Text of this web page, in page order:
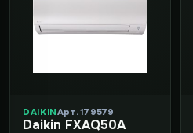
DAIKINАрт. 179579
Daikin FXAQ50A